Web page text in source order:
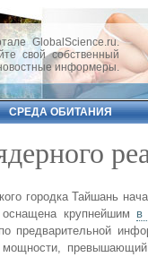
GlobalScience.ru.
свой собственный
информеры.
СРЕДА ОБИТАНИЯ
городка Тайшань
крупнейшим в
предварительной